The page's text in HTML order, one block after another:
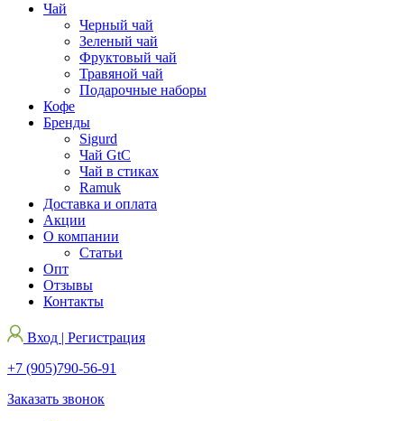
Чай
Черный чай
Зеленый чай
Фруктовый чай
Травяной чай
Подарочные наборы
Кофе
Бренды
Sigurd
Чай GtC
Чай в стиках
Ramuk
Доставка и оплата
Акции
О компании
Статьи
Опт
Отзывы
Контакты
Вход | Регистрация
+7 (905)790-56-91
Заказать звонок